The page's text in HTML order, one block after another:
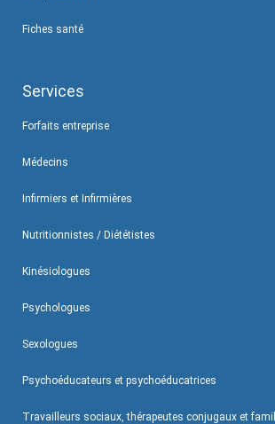
Fiches santé
Services
Forfaits entreprise
Médecins
Infirmiers et Infirmières
Nutritionnistes / Diététistes
Kinésiologues
Psychologues
Sexologues
Psychoéducateurs et psychoéducatrices
Travailleurs sociaux, thérapeutes conjugaux et